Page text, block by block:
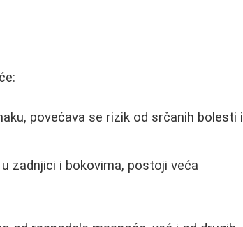
povećava se rizik od srčanih bolesti i
zadnjici i bokovima, postoji veća